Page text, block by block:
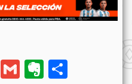
LinkedIn
GmailEvernote